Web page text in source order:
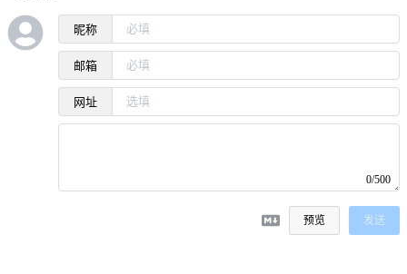
昵称
邮箱
网址
0/500
预览 发送